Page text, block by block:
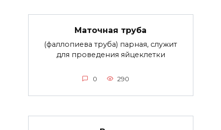
Маточная труба
(фаллопиева труба) парная, служит
для проведения яйцеклетки
0 290